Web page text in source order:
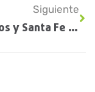
Siguiente
Entre Ríos y Santa Fe están con los peores rindes previstos